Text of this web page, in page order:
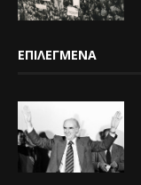
ΕΠΙΛΕΓΜΕΝΑ